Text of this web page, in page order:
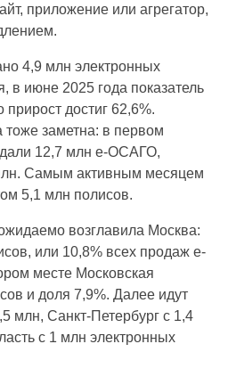
приложение или агрегатор,
4,9 млн электронных
в июне 2025 года показатель
прирост достиг 62,6%.
заметна: в первом
12,7 млн е-ОСАГО,
Самым активным месяцем
5,1 млн полисов.
возглавила Москва:
или 10,8% всех продаж е-
месте Московская
и доля 7,9%. Далее идут
млн, Санкт-Петербург с 1,4
с 1 млн электронных